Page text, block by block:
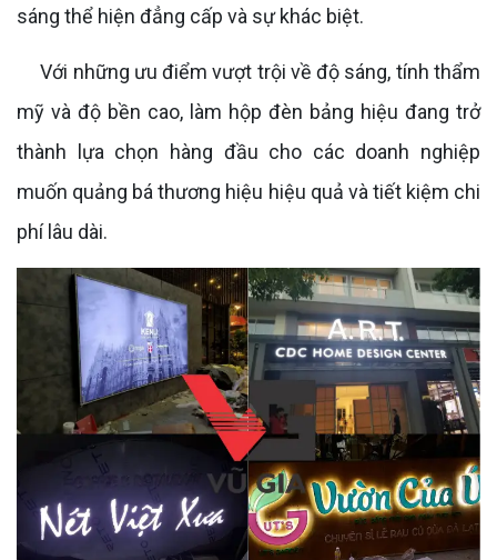
sáng thể hiện đẳng cấp và sự khác biệt.
Với những ưu điểm vượt trội về độ sáng, tính thẩm
mỹ và độ bền cao, làm hộp đèn bảng hiệu đang trở
thành lựa chọn hàng đầu cho các doanh nghiệp
muốn quảng bá thương hiệu hiệu quả và tiết kiệm chi
phí lâu dài.